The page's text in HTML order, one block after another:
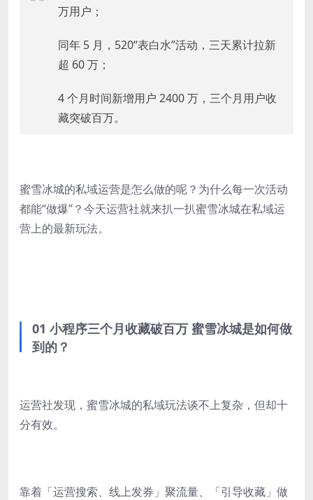
万用户；
同年 5 月，520“表白水”活动，三天累计拉新
超 60 万；
4 个月时间新增用户 2400 万，三个月用户收
藏突破百万。
蜜雪冰城的私域运营是怎么做的呢？为什么每一次活动
都能“做爆”？今天运营社就来扒一扒蜜雪冰城在私域运
营上的最新玩法。
01 小程序三个月收藏破百万 蜜雪冰城是如何做
到的？
运营社发现，蜜雪冰城的私域玩法谈不上复杂，但却十
分有效。
靠着「运营搜索、线上发券」聚流量、「引导收藏」做